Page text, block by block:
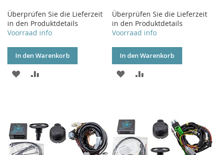
Überprüfen Sie die Lieferzeit
in den Produktdetails
Voorraad info
In den Warenkorb
ZUR
Überprüfen Sie die Lieferzeit
in den Produktdetails
Voorraad info
In den Warenkorb
ZUR